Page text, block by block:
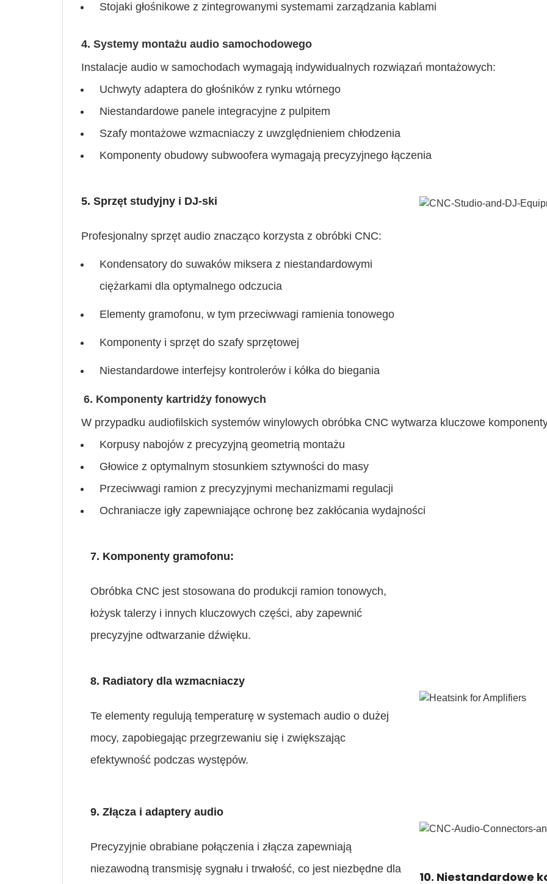
Stojaki głośnikowe z zintegrowanymi systemami zarządzania kablami
4. Systemy montażu audio samochodowego
Instalacje audio w samochodach wymagają indywidualnych rozwiązań montażowych:
Uchwyty adaptera do głośników z rynku wtórnego
Niestandardowe panele integracyjne z pulpitem
Szafy montażowe wzmacniaczy z uwzględnieniem chłodzenia
Komponenty obudowy subwoofera wymagają precyzyjnego łączenia
5. Sprzęt studyjny i DJ-ski
Profesjonalny sprzęt audio znacząco korzysta z obróbki CNC:
Kondensatory do suwaków miksera z niestandardowymi
ciężarkami dla optymalnego odczucia
Elementy gramofonu, w tym przeciwwagi ramienia tonowego
Komponenty i sprzęt do szafy sprzętowej
Niestandardowe interfejsy kontrolerów i kółka do biegania
6. Komponenty kartridży fonowych
W przypadku audiofilskich systemów winylowych obróbka CNC wytwarza kluczowe
Korpusy nabojów z precyzyjną geometrią montażu
Głowice z optymalnym stosunkiem sztywności do masy
Przeciwwagi ramion z precyzyjnymi mechanizmami regulacji
Ochraniacze igły zapewniające ochronę bez zakłócania wydajności
7. Komponenty gramofonu:
Obróbka CNC jest stosowana do produkcji ramion tonowych,
łożysk talerzy i innych kluczowych części, aby zapewnić
precyzyjne odtwarzanie dźwięku.
8. Radiatory dla wzmacniaczy
Te elementy regulują temperaturę w systemach audio o dużej
mocy, zapobiegając przegrzewaniu się i zwiększając
efektywność podczas występów.
9. Złącza i adaptery audio
Precyzyjnie obrabiane połączenia i złącza zapewniają
niezawodną transmisję sygnału i trwałość, co jest niezbędne dla
10. Niestandardowe